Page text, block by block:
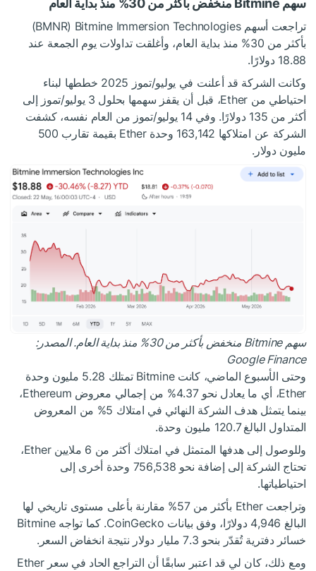
سهم Bitmine منخفض بأكثر من 30% منذ بداية العام
تراجعت أسهم Bitmine Immersion Technologies ‏(BMNR)
بأكثر من 30% منذ بداية العام، وأغلقت تداولات يوم الجمعة عند
18.88 دولارًا.
وكانت الشركة قد أعلنت في يوليو/تموز 2025 خططها لبناء
احتياطي من Ether، قبل أن يقفز سهمها بحلول 3 يوليو/تموز إلى
أكثر من 135 دولارًا. وفي 14 يوليو/تموز من العام نفسه، كشفت
الشركة عن امتلاكها 163,142 وحدة Ether بقيمة تقارب 500
مليون دولار.
سهم Bitmine منخفض بأكثر من 30% منذ بداية العام. المصدر:
Google Finance
وحتى الأسبوع الماضي، كانت Bitmine تمتلك 5.28 مليون وحدة
Ether، أي ما يعادل نحو 4.37% من إجمالي معروض Ethereum،
بينما يتمثل هدف الشركة النهائي في امتلاك 5% من المعروض
المتداول البالغ 120.7 مليون وحدة.
وللوصول إلى هدفها المتمثل في امتلاك أكثر من 6 ملايين Ether،
تحتاج الشركة إلى إضافة نحو 756,538 وحدة أخرى إلى
احتياطياتها.
وتراجعت Ether بأكثر من 57% مقارنة بأعلى مستوى تاريخي لها
البالغ 4,946 دولارًا، وفق بيانات CoinGecko. كما تواجه Bitmine
خسائر دفترية تُقدّر بنحو 7.3 مليار دولار نتيجة انخفاض السعر.
ومع ذلك، كان لي قد اعتبر سابقًا أن التراجع الحاد في سعر Ether